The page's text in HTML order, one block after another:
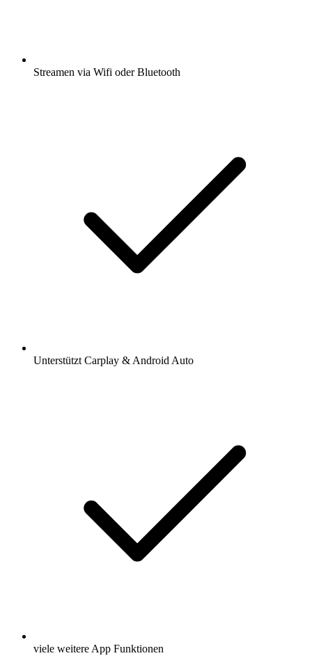
Streamen via Wifi oder Bluetooth
Unterstützt Carplay & Android Auto
viele weitere App Funktionen